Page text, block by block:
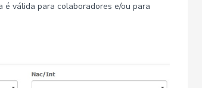
é válida para colaboradores e/ou para